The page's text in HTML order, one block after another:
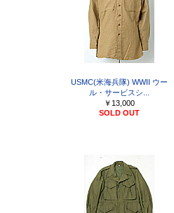
USMC(米海兵隊) WWII ウー
ル・サービスシ...
￥13,000
SOLD OUT